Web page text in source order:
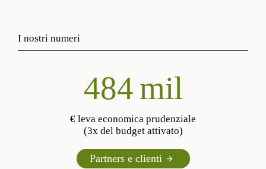
I nostri numeri
568mil
€ leva economica prudenziale
(3x del budget attivato)
Partners e clienti